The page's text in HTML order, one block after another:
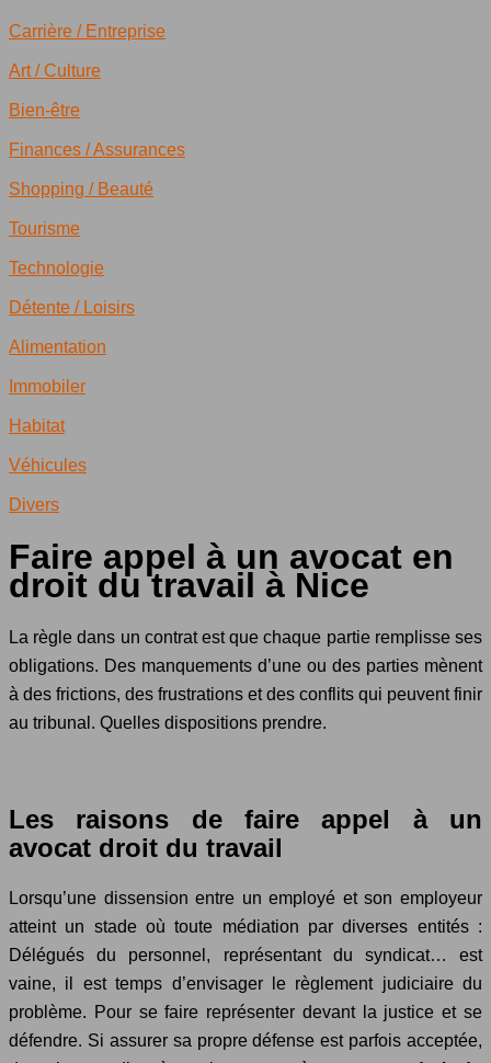
Carrière / Entreprise
Art / Culture
Bien-être
Finances / Assurances
Shopping / Beauté
Tourisme
Technologie
Détente / Loisirs
Alimentation
Immobiler
Habitat
Véhicules
Divers
Faire appel à un avocat en
droit du travail à Nice
La règle dans un contrat est que chaque partie remplisse ses
obligations. Des manquements d’une ou des parties mènent
à des frictions, des frustrations et des conflits qui peuvent finir
au tribunal. Quelles dispositions prendre.
Les raisons de faire appel à un
avocat droit du travail
Lorsqu’une dissension entre un employé et son employeur
atteint un stade où toute médiation par diverses entités :
Délégués du personnel, représentant du syndicat… est
vaine, il est temps d’envisager le règlement judiciaire du
problème. Pour se faire représenter devant la justice et se
défendre. Si assurer sa propre défense est parfois acceptée,